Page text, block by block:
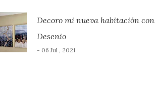
Decoro mi nueva habitación con
Desenio
- 06 Jul , 2021